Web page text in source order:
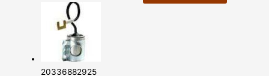
20336882925